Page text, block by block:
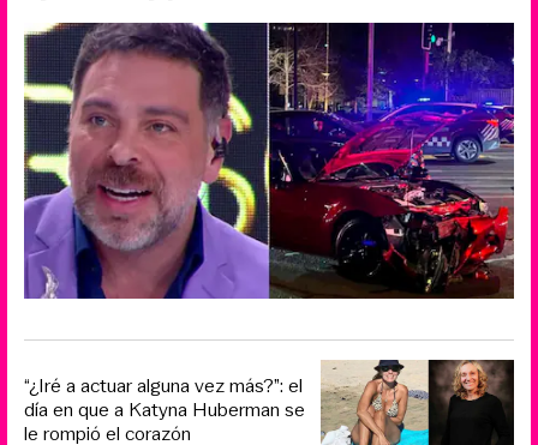
“¿Iré a actuar alguna vez más?”: el
día en que a Katyna Huberman se
le rompió el corazón